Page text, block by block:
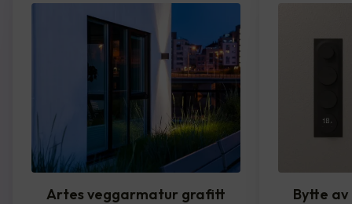
Artes veggarmatur grafitt
Bytte